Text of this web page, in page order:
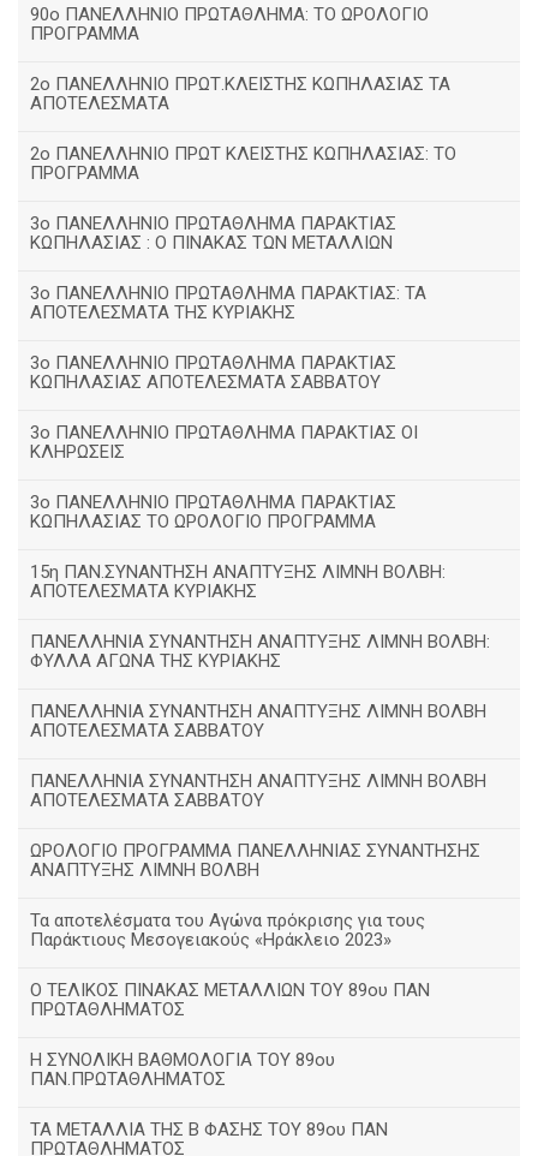
90ο ΠΑΝΕΛΛΗΝΙΟ ΠΡΩΤΑΘΛΗΜΑ: ΤΟ ΩΡΟΛΟΓΙΟ
ΠΡΟΓΡΑΜΜΑ
2ο ΠΑΝΕΛΛΗΝΙΟ ΠΡΩΤ.ΚΛΕΙΣΤΗΣ ΚΩΠΗΛΑΣΙΑΣ ΤΑ
ΑΠΟΤΕΛΕΣΜΑΤΑ
2ο ΠΑΝΕΛΛΗΝΙΟ ΠΡΩΤ ΚΛΕΙΣΤΗΣ ΚΩΠΗΛΑΣΙΑΣ: ΤΟ
ΠΡΟΓΡΑΜΜΑ
3ο ΠΑΝΕΛΛΗΝΙΟ ΠΡΩΤΑΘΛΗΜΑ ΠΑΡΑΚΤΙΑΣ
ΚΩΠΗΛΑΣΙΑΣ : Ο ΠΙΝΑΚΑΣ ΤΩΝ ΜΕΤΑΛΛΙΩΝ
3o ΠΑΝΕΛΛΗΝΙΟ ΠΡΩΤΑΘΛΗΜΑ ΠΑΡΑΚΤΙΑΣ: ΤΑ
ΑΠΟΤΕΛΕΣΜΑΤΑ ΤΗΣ ΚΥΡΙΑΚΗΣ
3ο ΠΑΝΕΛΛΗΝΙΟ ΠΡΩΤΑΘΛΗΜΑ ΠΑΡΑΚΤΙΑΣ
ΚΩΠΗΛΑΣΙΑΣ ΑΠΟΤΕΛΕΣΜΑΤΑ ΣΑΒΒΑΤΟΥ
3ο ΠΑΝΕΛΛΗΝΙΟ ΠΡΩΤΑΘΛΗΜΑ ΠΑΡΑΚΤΙΑΣ ΟΙ
ΚΛΗΡΩΣΕΙΣ
3ο ΠΑΝΕΛΛΗΝΙΟ ΠΡΩΤΑΘΛΗΜΑ ΠΑΡΑΚΤΙΑΣ
ΚΩΠΗΛΑΣΙΑΣ ΤΟ ΩΡΟΛΟΓΙΟ ΠΡΟΓΡΑΜΜΑ
15η ΠΑΝ.ΣΥΝΑΝΤΗΣΗ ΑΝΑΠΤΥΞΗΣ ΛΙΜΝΗ ΒΟΛΒΗ:
ΑΠΟΤΕΛΕΣΜΑΤΑ ΚΥΡΙΑΚΗΣ
ΠΑΝΕΛΛΗΝΙΑ ΣΥΝΑΝΤΗΣΗ ΑΝΑΠΤΥΞΗΣ ΛΙΜΝΗ ΒΟΛΒΗ:
ΦΥΛΛΑ ΑΓΩΝΑ ΤΗΣ ΚΥΡΙΑΚΗΣ
ΠΑΝΕΛΛΗΝΙΑ ΣΥΝΑΝΤΗΣΗ ΑΝΑΠΤΥΞΗΣ ΛΙΜΝΗ ΒΟΛΒΗ
ΑΠΟΤΕΛΕΣΜΑΤΑ ΣΑΒΒΑΤΟΥ
ΠΑΝΕΛΛΗΝΙΑ ΣΥΝΑΝΤΗΣΗ ΑΝΑΠΤΥΞΗΣ ΛΙΜΝΗ ΒΟΛΒΗ
ΑΠΟΤΕΛΕΣΜΑΤΑ ΣΑΒΒΑΤΟΥ
ΩΡΟΛΟΓΙΟ ΠΡΟΓΡΑΜΜΑ ΠΑΝΕΛΛΗΝΙΑΣ ΣΥΝΑΝΤΗΣΗΣ
ΑΝΑΠΤΥΞΗΣ ΛΙΜΝΗ ΒΟΛΒΗ
Τα αποτελέσματα του Αγώνα πρόκρισης για τους
Παράκτιους Μεσογειακούς «Ηράκλειο 2023»
Ο ΤΕΛΙΚΟΣ ΠΙΝΑΚΑΣ ΜΕΤΑΛΛΙΩΝ ΤΟΥ 89ου ΠΑΝ
ΠΡΩΤΑΘΛΗΜΑΤΟΣ
Η ΣΥΝΟΛΙΚΗ ΒΑΘΜΟΛΟΓΙΑ ΤΟΥ 89ου
ΠΑΝ.ΠΡΩΤΑΘΛΗΜΑΤΟΣ
ΤΑ ΜΕΤΑΛΛΙΑ ΤΗΣ Β ΦΑΣΗΣ ΤΟΥ 89ου ΠΑΝ
ΠΡΩΤΑΘΛΗΜΑΤΟΣ